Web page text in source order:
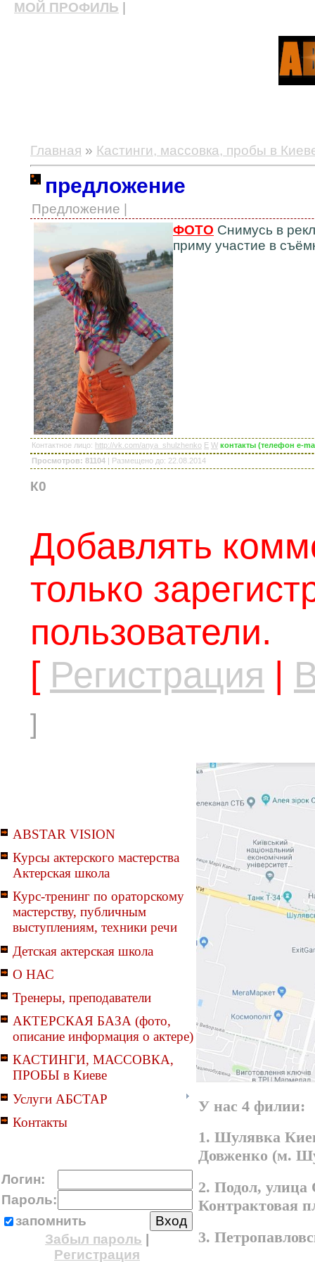
МОЙ ПРОФИЛЬ
Главная » Кастинги, массовка, пробы в
предложение
Предложение |
ФОТО Снимусь в
приму участие в
Контактное лицо: http://vk.com/anya_shulzhenko E W контакты (телефон e-
Просмотров: 81104 | Размещено до: 22.08.2014
К0
Добавлять
только
пользователи.
[ Регистрация |
]
ABSTAR VISION
Курсы актерского мастерства
Актерская школа
Курс-тренинг по ораторскому
мастерству, публичным
выступлениям, техники речи
Детская актерская школа
О НАС
Тренеры, преподаватели
АКТЕРСКАЯ БАЗА (фото,
описание информация о актере)
КАСТИНГИ, МАССОВКА,
ПРОБЫ в Киеве
Услуги АБСТАР
Контакты
Логин:
Пароль:
запомнить
Забыл пароль
Регистрация
У нас 4 филии:
1. Шулявка
Довженко (м.
2. Подол,
Контрактовая
3.